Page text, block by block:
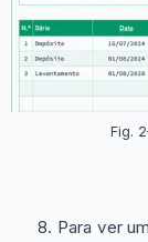
Fig.
Para ver